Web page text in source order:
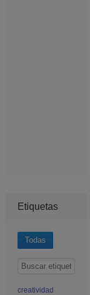
Etiquetas
Todas
creatividad